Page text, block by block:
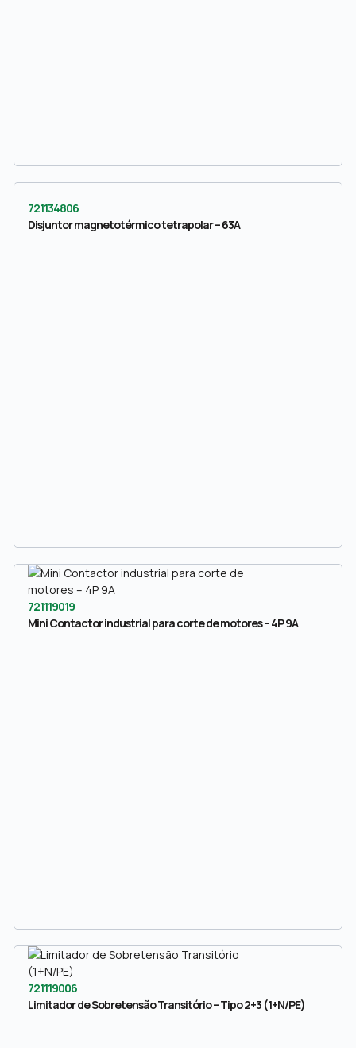
721134806
Disjuntor magnetotérmico tetrapolar – 63A
721119019
Mini Contactor industrial para corte de motores – 4P 9A
721119006
Limitador de Sobretensão Transitório – Tipo 2+3 (1+N/PE)